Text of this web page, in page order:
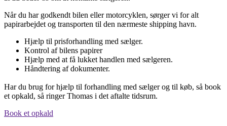
Når du har godkendt bilen eller motorcyklen, sørger vi for alt
papirarbejdet og transporten til den nærmeste shipping havn.
Hjælp til prisforhandling med sælger.
Kontrol af bilens papirer
Hjælp med at få lukket handlen med sælgeren.
Håndtering af dokumenter.
Har du brug for hjælp til forhandling med sælger og til køb, så book
et opkald, så ringer Thomas i det aftalte tidsrum.
Book et opkald